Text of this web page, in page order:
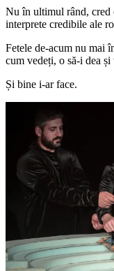
Nu în ultimul rând, cred
interprete credibile ale
Fetele de-acum nu mai
cum vedeți, o să-i dea și
Și bine i-ar face.